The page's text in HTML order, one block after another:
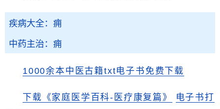
疾病大全：痈
中药主治：痈
1000余本中医古籍txt电子书免费下载
下载《家庭医学百科-医疗康复篇》
电子书打